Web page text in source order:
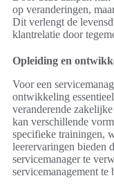
op veranderingen,
Dit verlengt de
klantrelatie door
Opleiding en
Voor een
ontwikkeling
veranderende
kan verschillende
specifieke trainingen,
leerervaringen bieden
servicemanager te
servicemanagement te